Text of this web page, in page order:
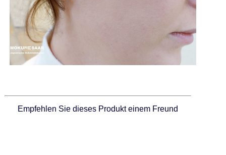
Empfehlen Sie dieses Produkt einem Freund